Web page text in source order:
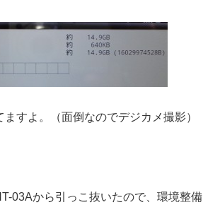
すよ。（面倒なのでデジカメ撮影）
03Aから引っこ抜いたので、環境整備